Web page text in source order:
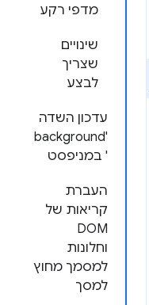
מדפי רקע
שינויים
שצריך
לבצע
עדכון השדה
'background
' במניפסט
העברת
קריאות של
DOM
וחלונות
למסמך מחוץ
למסך